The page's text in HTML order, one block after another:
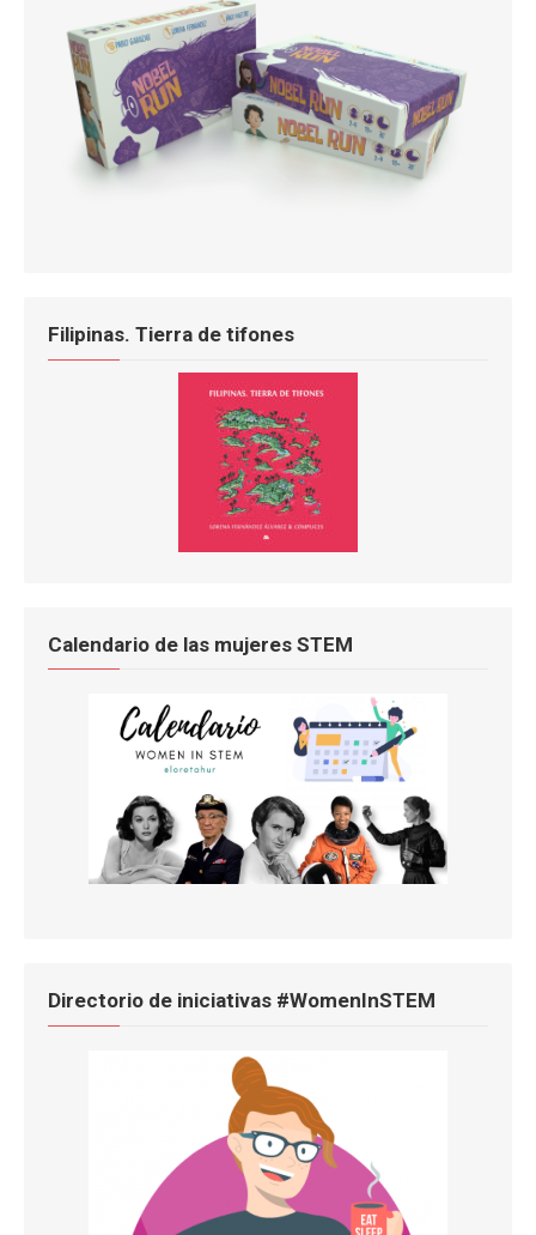
Filipinas. Tierra de tifones
Calendario de las mujeres STEM
Directorio de iniciativas #WomenInSTEM